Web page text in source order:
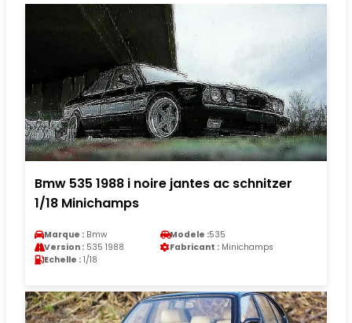
Bmw 535 1988 i noire jantes ac schnitzer
1/18 Minichamps
Marque : Bmw Modele :535
Version : 535 1988 Fabricant : Minichamps
Echelle : 1/18